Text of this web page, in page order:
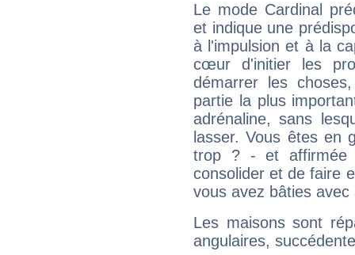
Le mode Cardinal
et indique une
à l'impulsion et à la
cœur d'initier les
démarrer les
partie la plus
adrénaline, sans
lasser. Vous êtes en
trop ? - et affirmée
consolider et de faire
vous avez bâties avec
Les maisons sont
angulaires,